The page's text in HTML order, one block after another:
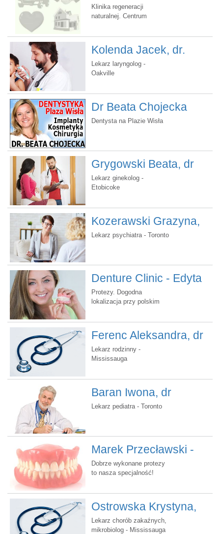
Andrews, Ph.D.
MedQuantum
Bioresonance
Klinika regeneracji
naturalnej. Centrum
oraz terapii naturalnej.
Kolenda Jacek, dr.
Lekarz laryngolog -
Oakville
Dr Beata Chojecka
Dentysta na Plazie Wisła
Grygowski Beata, dr
Lekarz ginekolog -
Etobicoke
Kozerawski Grazyna,
dr
Lekarz psychiatra - Toronto
Denture Clinic - Edyta
Foltyn
Protezy. Dogodna
lokalizacja przy polskim
Bezpłatne konsultacje.
Ferenc Aleksandra, dr
Lekarz rodzinny -
Mississauga
Baran Iwona, dr
Lekarz pediatra - Toronto
Marek Przecławski -
Dental Boutique
Dobrze wykonane protezy
to nasza specjalność!
Ostrowska Krystyna,
dr.
Lekarz chorób zakaźnych,
mikrobiolog - Mississauga